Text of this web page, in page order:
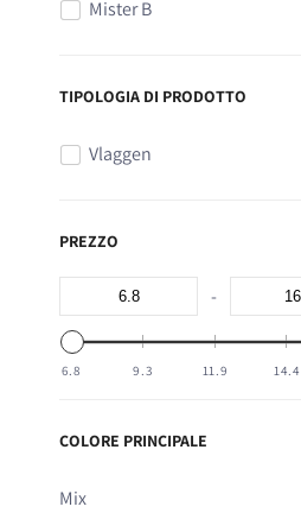
o
e
:
Mister B
TIPOLOGIA DI PRODOTTO
Vlaggen
PREZZO
-
6.8 9.3 11.9 14.4
COLORE PRINCIPALE
Mix